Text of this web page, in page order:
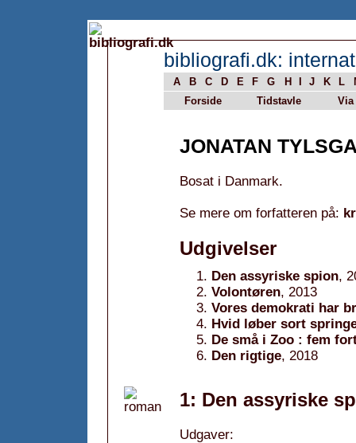
bibliografi.dk:
A B C D E F G H J K L
Forside
Tidstavle Via
JONATAN
Bosat i Danmark.
Se mere om forfatteren på:
Udgivelser
Den assyriske spion,
Volontøren, 2013
Vores demokrati har
Hvid løber sort
De små i Zoo : fem
Den rigtige, 2018
1: Den assyriske
Udgaver: